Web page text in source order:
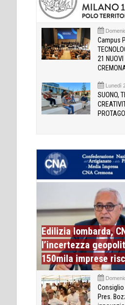
Campus
21
Lunedì
SUONO,
Edilizia lombarda,
l’incertezza
150mila imprese
Consiglio
Pres.